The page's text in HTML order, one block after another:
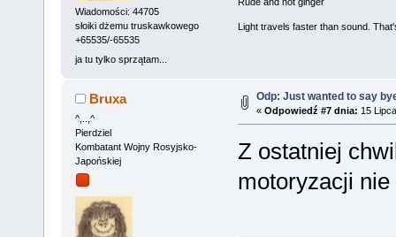
Wiadomości: 44705
słoiki dżemu truskawkowego
+65535/-65535
ja tu tylko sprzątam...
Light travels faster than sound.
Bruxa
^,..,^
Pierdziel
Kombatant Wojny Rosyjsko-
Japońskiej
Odp: Just wanted to say
« Odpowiedź #7 dnia: 15
Z ostatniej
motoryzacji